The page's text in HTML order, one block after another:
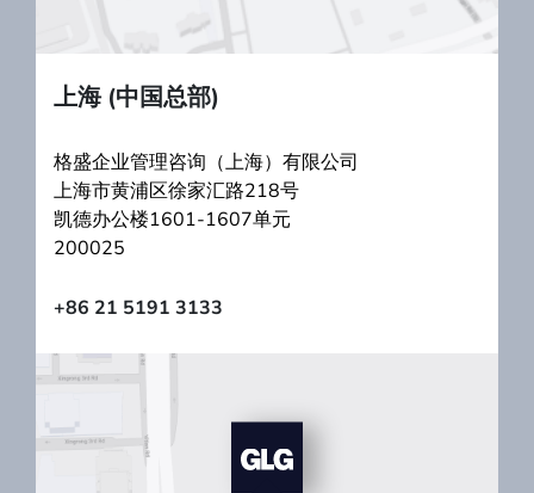
上海 (中国总部)
格盛企业管理咨询（上海）有限公司
上海市黄浦区徐家汇路218号
凯德办公楼1601-1607单元
200025
+86 21 5191 3133